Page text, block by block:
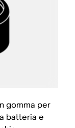
gomma per
batteria e